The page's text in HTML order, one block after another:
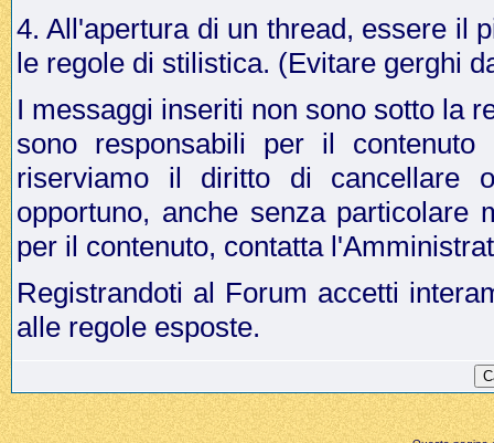
4. All'apertura di un thread, essere il
le regole di stilistica. (Evitare gerghi
I messaggi inseriti non sono sotto la
sono responsabili per il
riserviamo il diritto di cancellare
opportuno, anche senza particolare
per il contenuto, contatta
Registrandoti al Forum accetti
alle regole esposte.